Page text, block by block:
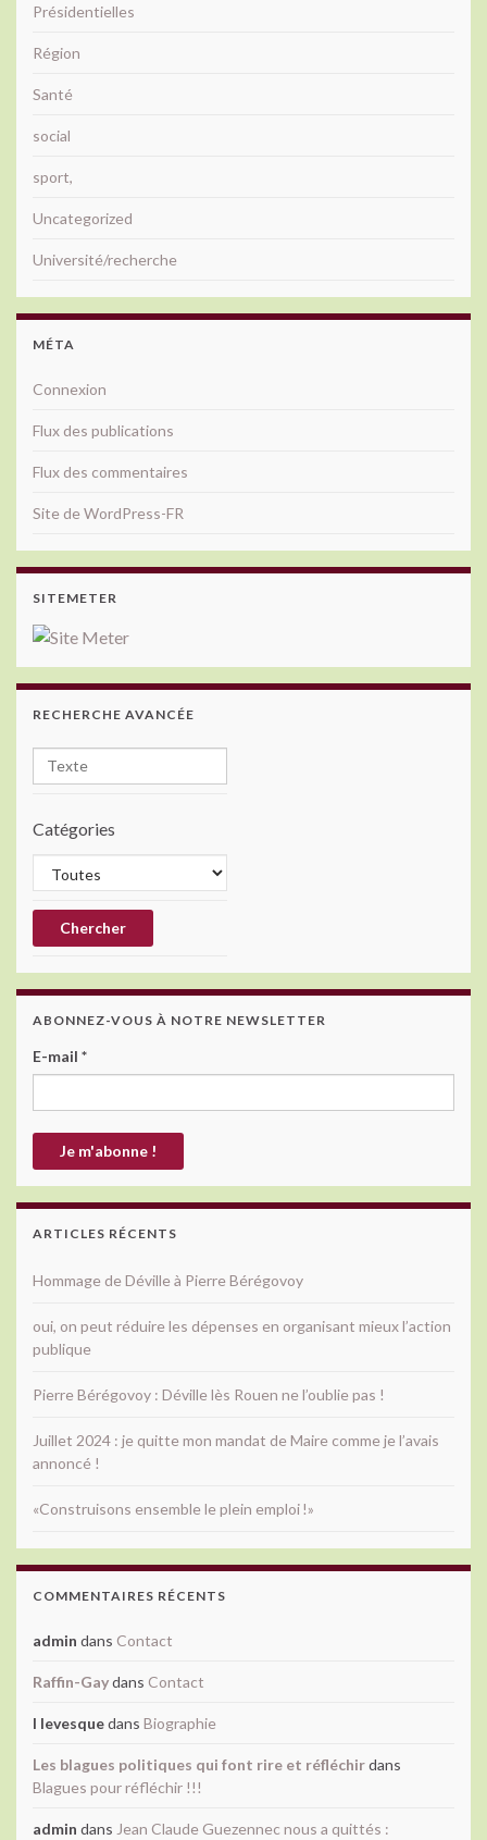
Présidentielles
Région
Santé
social
sport,
Uncategorized
Université/recherche
MÉTA
Connexion
Flux des publications
Flux des commentaires
Site de WordPress-FR
SITEMETER
RECHERCHE AVANCÉE
Catégories
ABONNEZ-VOUS À NOTRE NEWSLETTER
E-mail *
ARTICLES RÉCENTS
Hommage de Déville à Pierre Bérégovoy
oui, on peut réduire les dépenses en organisant mieux l’action
publique
Pierre Bérégovoy : Déville lès Rouen ne l’oublie pas !
Juillet 2024 : je quitte mon mandat de Maire comme je l’avais
annoncé !
«Construisons ensemble le plein emploi !»
COMMENTAIRES RÉCENTS
admin dans Contact
Raffin-Gaydans Contact
l levesquedans Biographie
Les blagues politiques qui font rire et réfléchirdans
Blagues pour réfléchir !!!
admin dans Jean Claude Guezennec nous a quittés :